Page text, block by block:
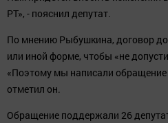
РТ», - пояснил депутат.
По мнению Рыбушкина, договор
или иной форме, чтобы «не
«Поэтому мы написали обращение
отметил он.
Обращение поддержали 26